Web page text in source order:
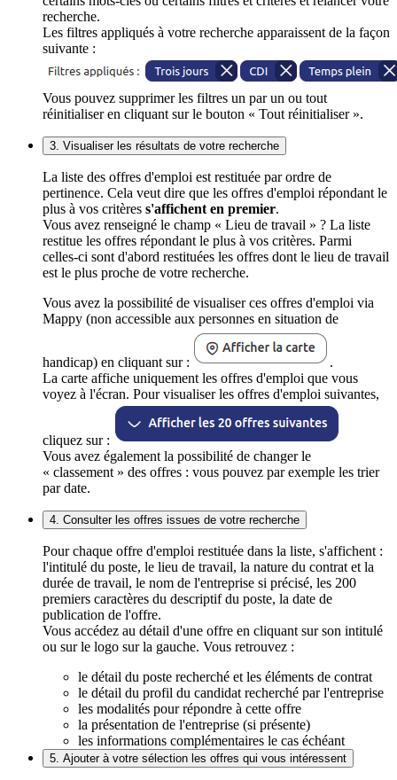
recherche.
Les filtres appliqués à votre recherche apparaissent de la façon
suivante :
Vous pouvez supprimer les filtres un par un ou tout
réinitialiser en cliquant sur le bouton « Tout réinitialiser ».
3. Visualiser les résultats de votre recherche
La liste des offres d'emploi est restituée par ordre de
pertinence. Cela veut dire que les offres d'emploi répondant le
plus à vos critères s'affichent en premier.
Vous avez renseigné le champ « Lieu de travail » ? La liste
restitue les offres répondant le plus à vos critères. Parmi
celles-ci sont d'abord restituées les offres dont le lieu de travail
est le plus proche de votre recherche.
Vous avez la possibilité de visualiser ces offres d'emploi via
Mappy (non accessible aux personnes en situation de
handicap) en cliquant sur :
.
La carte affiche uniquement les offres d'emploi que vous
voyez à l'écran. Pour visualiser les offres d'emploi suivantes,
cliquez sur :
Vous avez également la possibilité de changer le
« classement » des offres : vous pouvez par exemple les trier
par date.
4. Consulter les offres issues de votre recherche
Pour chaque offre d'emploi restituée dans la liste, s'affichent :
l'intitulé du poste, le lieu de travail, la nature du contrat et la
durée de travail, le nom de l'entreprise si précisé, les 200
premiers caractères du descriptif du poste, la date de
publication de l'offre.
Vous accédez au détail d'une offre en cliquant sur son intitulé
ou sur le logo sur la gauche. Vous retrouvez :
le détail du poste recherché et les éléments de contrat
le détail du profil du candidat recherché par l'entreprise
les modalités pour répondre à cette offre
la présentation de l'entreprise (si présente)
les informations complémentaires le cas échéant
5. Ajouter à votre sélection les offres qui vous intéressent